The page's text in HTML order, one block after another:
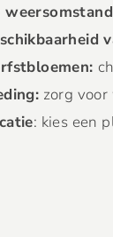
zorg
: kies een